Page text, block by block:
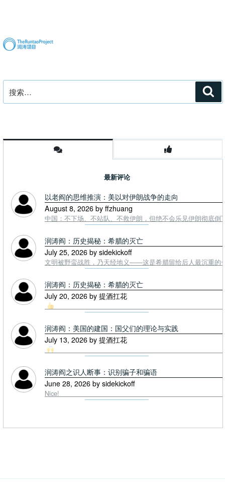
索：
最新评论
以老阎的思维推演：美以对伊朗战争的走向
August 8, 2026 by ffzhuang
中国：不下场、不站队、不救伊朗，但绝不会乐见伊朗彻底
润涛阎：历史揭秘：希腊的灭亡
July 25, 2026 by sidekickoff
文明被野蛮战胜，乃天经地义——这是希腊留给后人最沉重的
润涛阎：历史揭秘：希腊的灭亡
July 20, 2026 by 提酒扛花
润涛阎：美国的建国：国父们的理论与实践
July 13, 2026 by 提酒扛花
润涛阎之识人断事：识别骗子和骗语
June 28, 2026 by sidekickoff
Nice!